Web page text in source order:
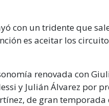
con un tridente que
es aceitar los
renovada con
y Julián Álvarez por
de gran temporada